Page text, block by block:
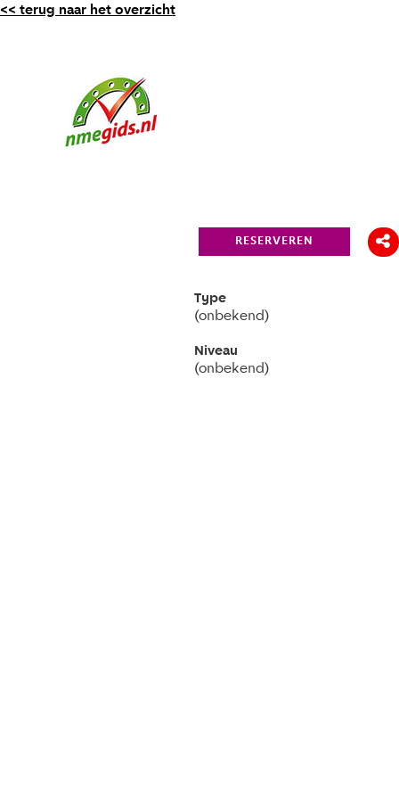
<< terug naar het overzicht
RESERVEREN
Type
(onbekend)
Niveau
(onbekend)